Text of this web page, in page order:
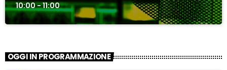
10:00 - 11:00
OGGI IN PROGRAMMAZIONE